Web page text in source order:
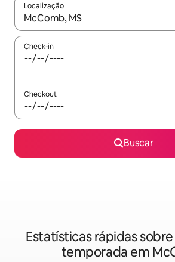
Localização
Quando os resultados estiverem
Check-in
Checkout
Buscar
Estatísticas rápidas
temporada em